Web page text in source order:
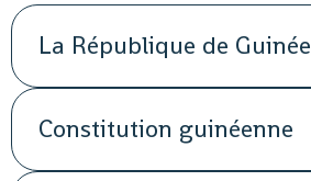
La République de Guinée
Constitution guinéenne